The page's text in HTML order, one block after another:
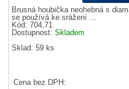
Brusná houbička neohebná s
se používá ke srážení ...
Kód: 704,71
Dostupnost:Skladem
Sklad: 59 ks
Cena bez DPH: